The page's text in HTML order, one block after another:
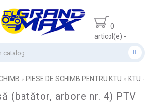
0
articol(e) -
PIESE DE SCHIMB PENTRU KTU KTU -
(batător, arbore nr. 4) PTV